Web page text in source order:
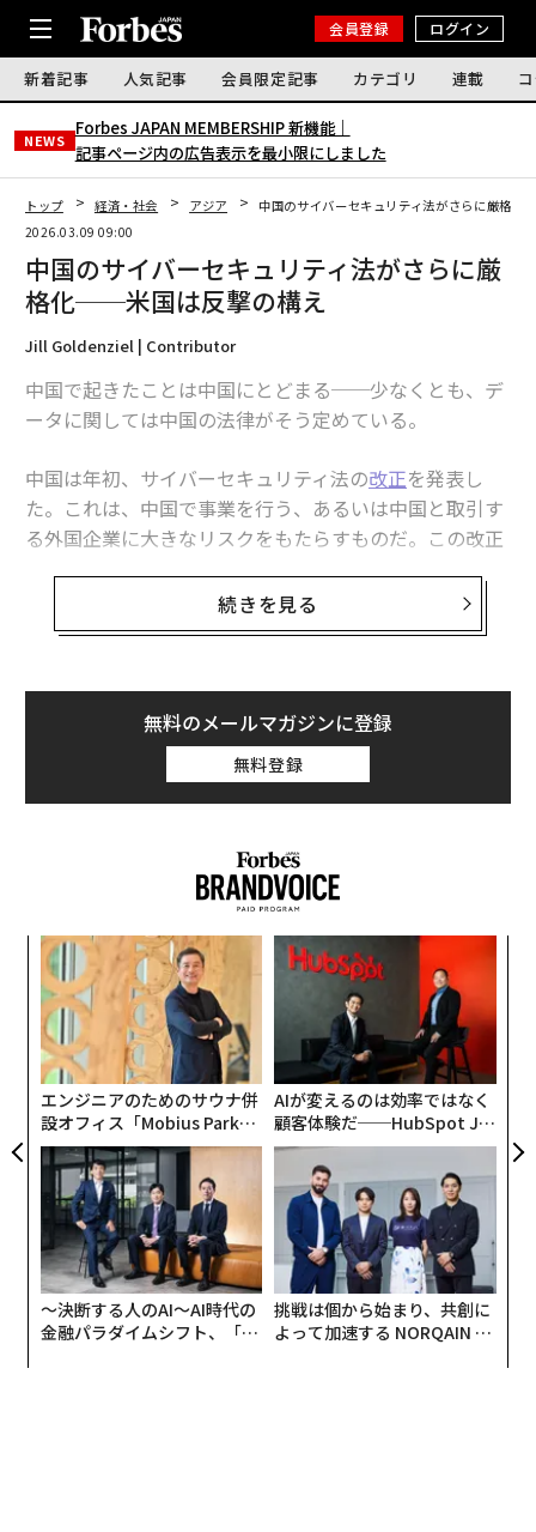
会員登録 ログイン
新着記事 人気記事 会員限定記事 カテゴリ 連載
NEWS
Forbes JAPAN MEMBERSHIP 新機能｜
記事ページ内の広告表示を最小限にしました
トップ 経済・社会 アジア
中国のサイバーセキュリティ法がさらに厳格
2026.03.09 09:00
中国のサイバーセキュリティ法がさらに厳
格化──米国は反撃の構え
Jill Goldenziel | Contributor
中国で起きたことは中国にとどまる──少なくとも、デ
ータに関しては中国の法律がそう定めている。
中国は年初、サイバーセキュリティ法の改正を発表し
た。これは、中国で事業を行う、あるいは中国と取引す
る外国企業に大きなリスクをもたらすものだ。この改正
るトランプ政権の方針に、暗に異議を唱えるものでもあ
る。
筆者が先日、米国議会で証言したとおり、中国の「法的
『万里の長城』」（Legal Great Wall）は、中国国内で
事業を行う、あるいは中国に拠点を置く企業と取引のあ
る外国人や外国企業にとってリスクとなっている。中国
の攻撃的なデータ主権法に対抗することは、権威主義的
続きを見る
無料のメールマガジンに登録
無料登録
エンジニアのためのサウナ併
設オフィス「Mobius Park」
がオープン──タマディック
が健康経営を徹底する理由
AIが変えるのは効率ではなく
顧客体験だ──HubSpot Ja
panが語る「Grow Better」
な組織のつくり方
〜決断する人のAI〜AI時代の
金融パラダイムシフト、「超
挑戦は個から始まり、共創に
よって加速する NORQAIN JA